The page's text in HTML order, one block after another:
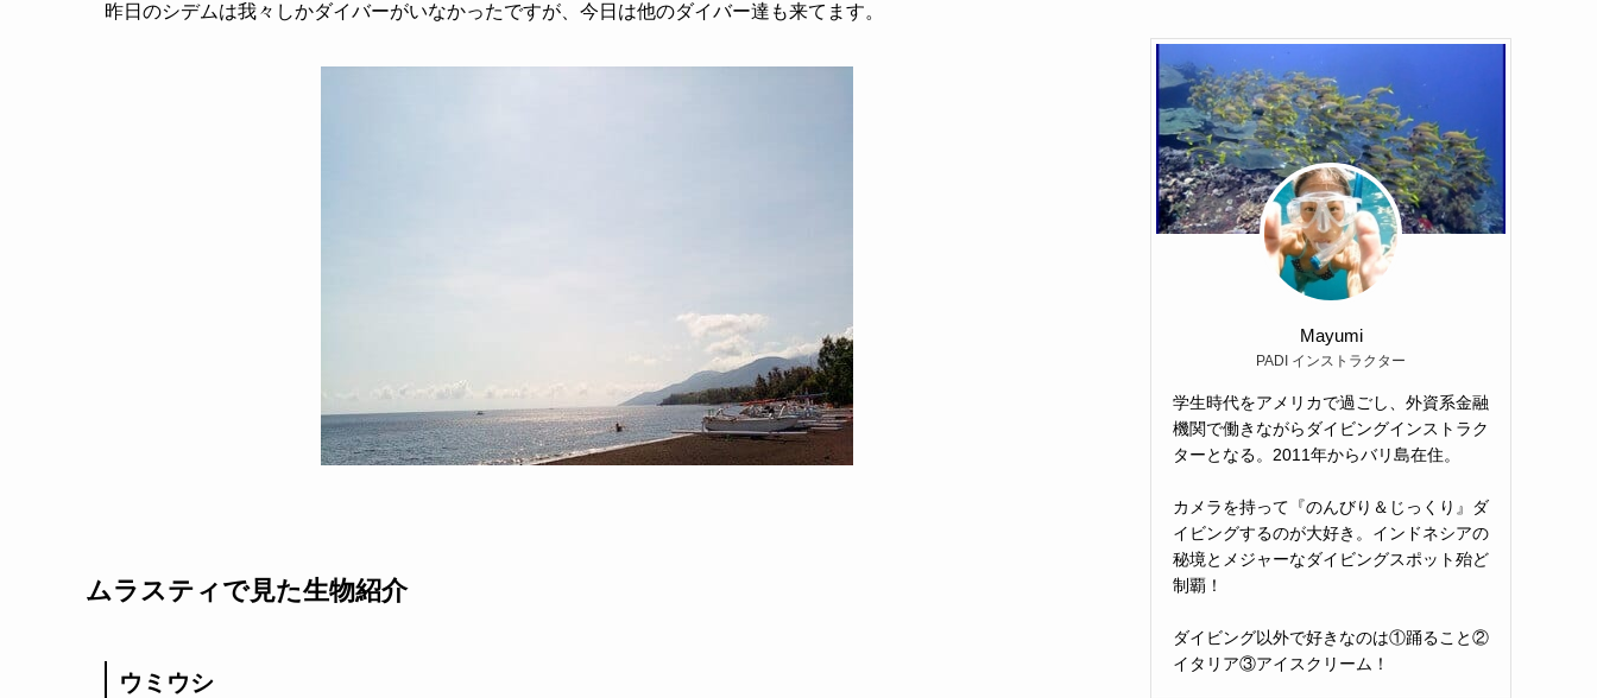
昨日のシデムは我々しかダイバーがいなかったですが、今日は他のダイバー達も来てます。
ムラスティで見た生物紹介
ウミウシ
Mayumi
PADI インストラクター
学生時代をアメリカで過ごし、外資系金融
機関で働きながらダイビングインストラク
ターとなる。2011年からバリ島在住。
カメラを持って『のんびり＆じっくり』ダ
イビングするのが大好き。インドネシアの
秘境とメジャーなダイビングスポット殆ど
制覇！
ダイビング以外で好きなのは①踊ること②
イタリア③アイスクリーム！